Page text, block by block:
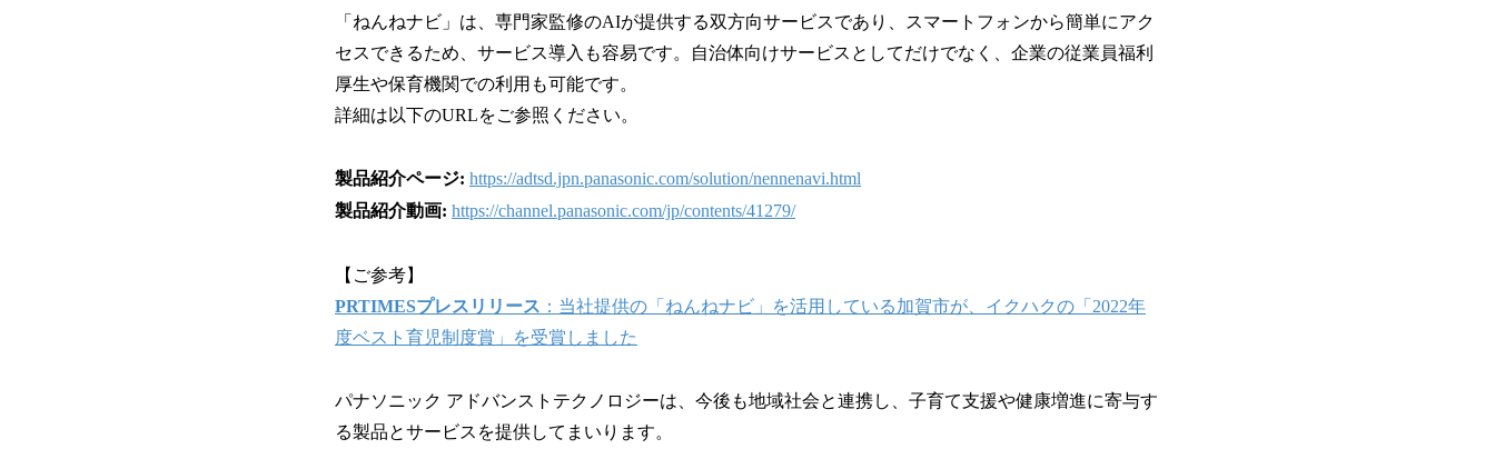
「ねんねナビ」は、専門家監修のAIが提供する双方向サービスであり、スマートフォンから簡単にアク
セスできるため、サービス導入も容易です。自治体向けサービスとしてだけでなく、企業の従業員福利
厚生や保育機関での利用も可能です。
詳細は以下のURLをご参照ください。
製品紹介ページ: https://adtsd.jpn.panasonic.com/solution/nennenavi.html
製品紹介動画: https://channel.panasonic.com/jp/contents/41279/
【ご参考】
PRTIMESプレスリリース ：当社提供の「ねんねナビ」を活用している加賀市が、イクハクの「2022年
度ベスト育児制度賞」を受賞しました
パナソニック アドバンストテクノロジーは、今後も地域社会と連携し、子育て支援や健康増進に寄与す
る製品とサービスを提供してまいります。